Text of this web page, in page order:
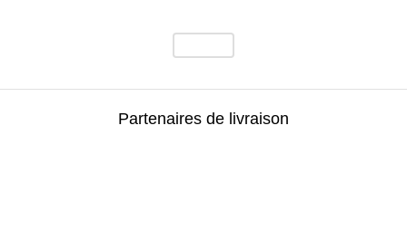
Partenaires de livraison